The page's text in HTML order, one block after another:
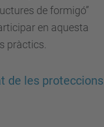
de formigó”
en aquesta
pràctics.
de les proteccions